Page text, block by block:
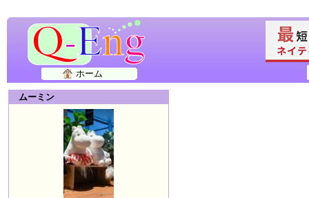
ホーム
ムーミン